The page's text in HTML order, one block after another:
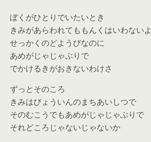
ぼくがひとりでいたいとき
きみがあらわれてももんくはいわないよ
せっかくのどようびなのに
あめがじゃじゃぶりで
でかけるきがおきないわけさ
ずっとそのころ
きみはびょういんのまちあいしつで
そのむこうでもあめがじゃじゃぶりで
それどころじゃないじゃないか